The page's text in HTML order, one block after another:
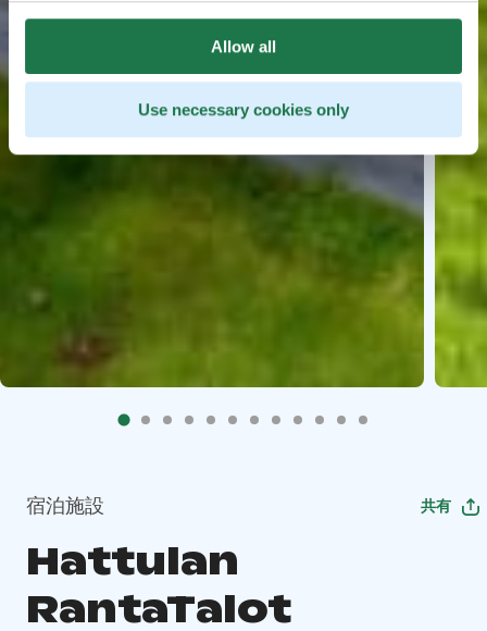
Allow all
Use necessary cookies only
宿泊施設 共有
Hattulan
RantaTalot